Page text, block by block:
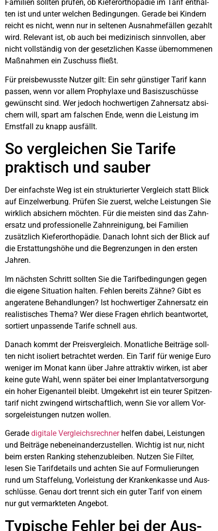
Fami­li­en soll­ten prü­fen, ob Kie­fer­or­tho­pä­die im Tarif ent­hal­
ten ist und unter wel­chen Bedin­gun­gen. Gera­de bei Kin­dern
reicht es nicht, wenn nur in sel­te­nen Aus­nah­me­fäl­len gezahlt
wird. Rele­vant ist, ob auch bei medi­zi­nisch sinn­vol­len, aber
nicht voll­stän­dig von der gesetz­li­chen Kas­se über­nom­me­nen
Maß­nah­men ein Zuschuss fließt.
Für preis­be­wuss­te Nut­zer gilt: Ein sehr güns­ti­ger Tarif kann
pas­sen, wenn vor allem Pro­phy­la­xe und Basis­zu­schüs­se
gewünscht sind. Wer jedoch hoch­wer­ti­gen Zahn­ersatz absi­
chern will, spart am fal­schen Ende, wenn die Leis­tung im
Ernst­fall zu knapp aus­fällt.
So ver­glei­chen Sie Tari­fe
prak­tisch und sau­ber
Der ein­fachs­te Weg ist ein struk­tu­rier­ter Ver­gleich statt Blick
auf Ein­zel­wer­bung. Prü­fen Sie zuerst, wel­che Leis­tun­gen Sie
wirk­lich absi­chern möch­ten. Für die meis­ten sind das Zahn­
ersatz und pro­fes­sio­nel­le Zahn­rei­ni­gung, bei Fami­li­en
zusätz­lich Kie­fer­or­tho­pä­die. Danach lohnt sich der Blick auf
die Erstat­tungs­hö­he und die Begren­zun­gen in den ers­ten
Jah­ren.
Im nächs­ten Schritt soll­ten Sie die Tarif­be­din­gun­gen gegen
die eige­ne Situa­ti­on hal­ten. Feh­len bereits Zäh­ne? Gibt es
ange­ra­te­ne Behand­lun­gen? Ist hoch­wer­ti­ger Zahn­ersatz ein
rea­lis­ti­sches The­ma? Wer die­se Fra­gen ehr­lich beant­wor­tet,
sor­tiert unpas­sen­de Tari­fe schnell aus.
Danach kommt der Preis­ver­gleich. Monat­li­che Bei­trä­ge soll­
ten nicht iso­liert betrach­tet wer­den. Ein Tarif für weni­ge Euro
weni­ger im Monat kann über Jah­re attrak­tiv wir­ken, ist aber
kei­ne gute Wahl, wenn spä­ter bei einer Implan­tat­ver­sor­gung
ein hoher Eigen­an­teil bleibt. Umge­kehrt ist ein teu­rer Spit­zen­
ta­rif nicht zwin­gend wirt­schaft­lich, wenn Sie vor allem Vor­
sor­ge­leis­tun­gen nut­zen wol­len.
Gera­de digi­ta­le Ver­gleichs­rech­nerhel­fen dabei, Leis­tun­gen
und Bei­trä­ge neben­ein­an­der­zu­stel­len. Wich­tig ist nur, nicht
beim ers­ten Ran­king ste­hen­zu­blei­ben. Nut­zen Sie Fil­ter,
lesen Sie Tarif­de­tails und ach­ten Sie auf For­mu­lie­run­gen
rund um Staf­fe­lung, Vor­leis­tung der Kran­ken­kas­se und Aus­
schlüs­se. Genau dort trennt sich ein guter Tarif von einem
nur gut ver­mark­te­ten Ange­bot.
Typi­sche Feh­ler bei der Aus­